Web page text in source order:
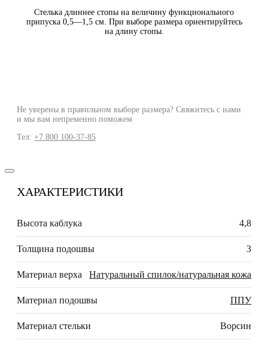
Стелька длиннее стопы на величину функционального
припуска 0,5—1,5 см. При выборе размера ориентируйтесь
на длину стопы.
Не уверены в правильном выборе размера? Свяжитесь с нами
и мы вам непременно поможем
Тел: +7 800 100-37-85
ХАРАКТЕРИСТИКИ
Высота каблука 4,8
Толщина подошвы 3
Материал верха Натуральный спилок/натуральная кожа
Материал подошвы ППУ
Материал стельки Ворсин